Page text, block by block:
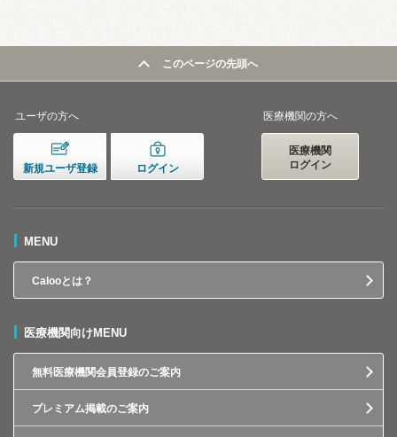
このページの先頭へ
ユーザの方へ
新規ユーザ登録 ログイン
医療機関の方へ
医療機関
ログイン
MENU
Calooとは？
医療機関向けMENU
無料医療機関会員登録のご案内
プレミアム掲載のご案内